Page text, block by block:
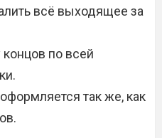
всё выходящее за
по всей
так же, как